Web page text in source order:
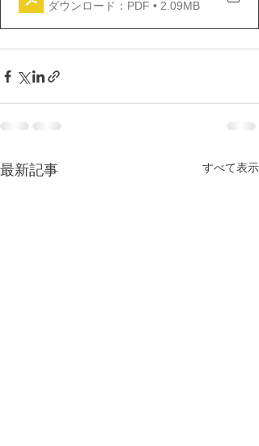
ダウンロード：PDF • 2.09MB
最新記事 すべて表示